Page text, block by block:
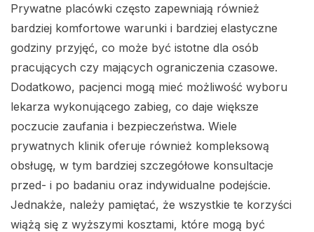
Prywatne placówki często zapewniają również
bardziej komfortowe warunki i bardziej elastyczne
godziny przyjęć, co może być istotne dla osób
pracujących czy mających ograniczenia czasowe.
Dodatkowo, pacjenci mogą mieć możliwość wyboru
lekarza wykonującego zabieg, co daje większe
poczucie zaufania i bezpieczeństwa. Wiele
prywatnych klinik oferuje również kompleksową
obsługę, w tym bardziej szczegółowe konsultacje
przed- i po badaniu oraz indywidualne podejście.
Jednakże, należy pamiętać, że wszystkie te korzyści
wiążą się z wyższymi kosztami, które mogą być